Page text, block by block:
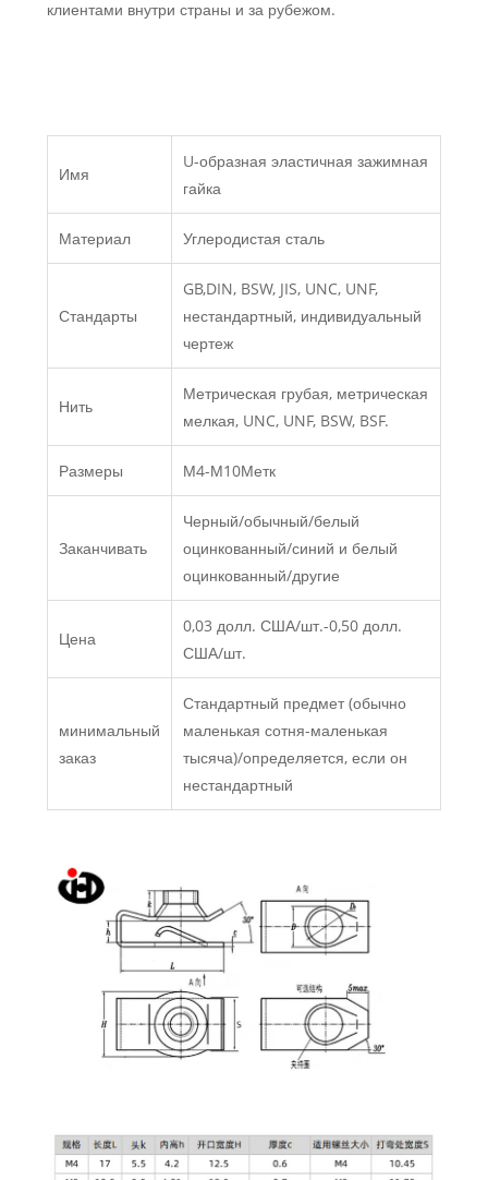
клиентами внутри страны и за рубежом.
Имя
U-образная эластичная зажимная
гайка
Материал Углеродистая сталь
Стандарты
GB,DIN, BSW, JIS, UNC, UNF,
нестандартный, индивидуальный
чертеж
Нить
Метрическая грубая, метрическая
мелкая, UNC, UNF, BSW, BSF.
Размеры М4-М10Метк
Заканчивать
Черный/обычный/белый
оцинкованный/синий и белый
оцинкованный/другие
Цена
0,03 долл. США/шт.-0,50 долл.
США/шт.
минимальный
заказ
Стандартный предмет (обычно
маленькая сотня-маленькая
тысяча)/определяется, если он
нестандартный